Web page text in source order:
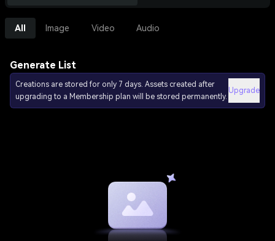
All Image Video Audio
Generate List
Creations are stored for only 7 days. Assets created after
upgrading to a Membership plan will be stored permanently.
Upgrade